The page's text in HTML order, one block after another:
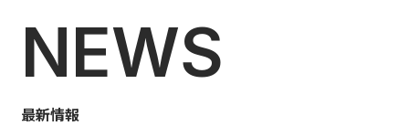
NEWS
最新情報